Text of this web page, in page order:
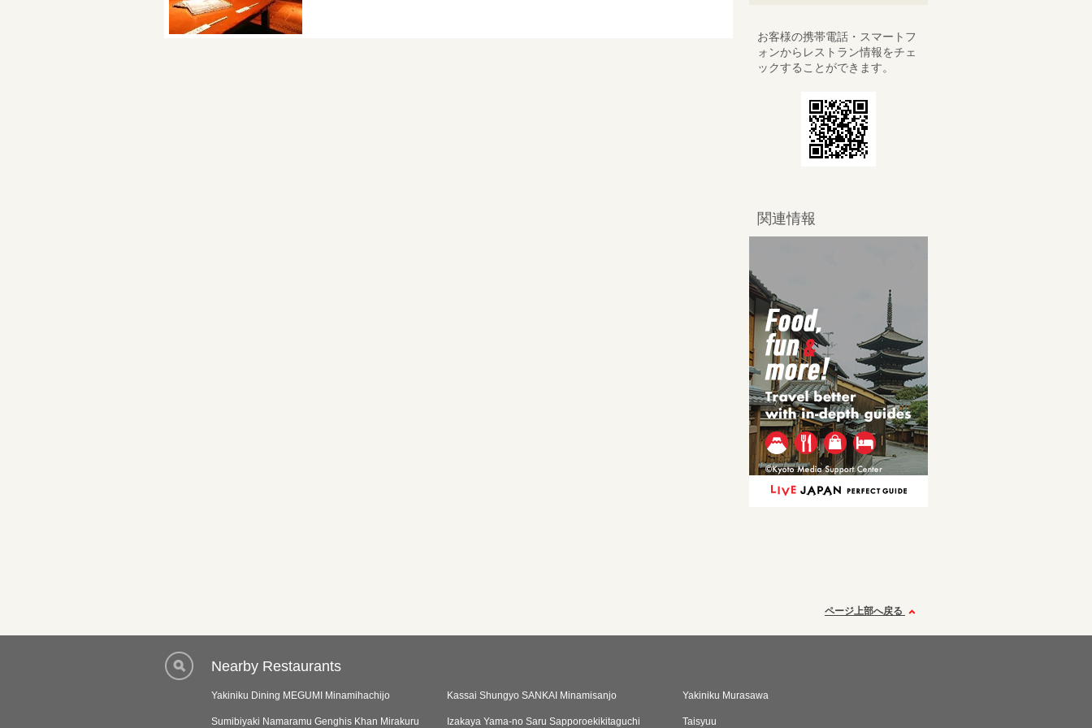
お客様の携帯電話・スマートフ
ォンからレストラン情報をチェ
ックすることができます。
関連情報
ページ上部へ戻る
Nearby Restaurants
Yakiniku Dining MEGUMI Minamihachijo Kassai Shungyo SANKAI Minamisanjo Yakiniku Murasawa
Sumibiyaki Namaramu Genghis Khan Mirakuru Izakaya Yama-no Saru Sapporoekikitaguchi Taisyuu